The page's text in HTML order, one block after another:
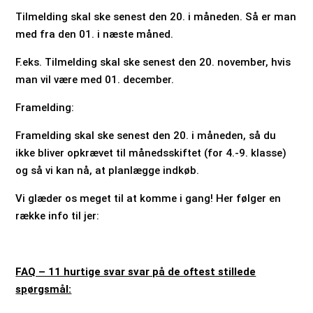
Tilmelding skal ske senest den 20. i måneden. Så er man
med fra den 01. i næste måned.
F.eks. Tilmelding skal ske senest den 20. november, hvis
man vil være med 01. december.
Framelding:
Framelding skal ske senest den 20. i måneden, så du
ikke bliver opkrævet til månedsskiftet (for 4.-9. klasse)
og så vi kan nå, at planlægge indkøb.
Vi glæder os meget til at komme i gang! Her følger en
række info til jer:
FAQ – 11 hurtige svar svar på de oftest stillede
spørgsmål: